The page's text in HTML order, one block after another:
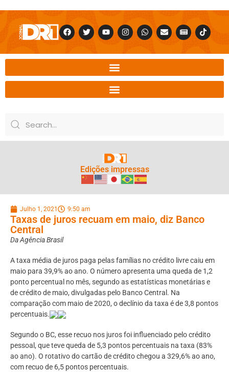
Edições impressas
Julho 1, 2021 9:50 am
Taxas de juros recuam em maio, diz Banco
Central
Da Agência Brasil
A taxa média de juros paga pelas famílias no crédito livre caiu em
maio para 39,9% ao ano. O número apresenta uma queda de 1,2
ponto percentual no mês, segundo as estatísticas monetárias e
de crédito de maio, divulgadas pelo Banco Central. Na
comparação com maio de 2020, o declínio da taxa é de 3,8 pontos
percentuais.
Segundo o BC, esse recuo nos juros foi influenciado pelo crédito
pessoal, que teve queda de 5,3 pontos percentuais na taxa (83%
ao ano). O rotativo do cartão de crédito chegou a 329,6% ao ano,
com recuo de 6,5 pontos percentuais.